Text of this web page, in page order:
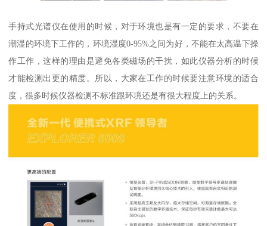
手持式光谱仪在使用的时候，对于环境也是有一定的要求，不要在
潮湿的环境下工作的，环境湿度0-95%之间为好，不能在太高温下操
作工作，这样的理由是避免各类磁场的干扰，如此仪器分析的时候
才能检测出更的精度。所以，大家在工作的时候要注意环境的适合
度，很多时候仪器检测不标准跟环境还是有很大程度上的关系。